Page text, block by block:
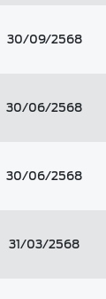
30/09/2568
30/06/2568
30/06/2568
31/03/2568